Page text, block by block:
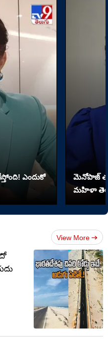
ఎందుకో
మెనోపాజ్
మహిళా
View More